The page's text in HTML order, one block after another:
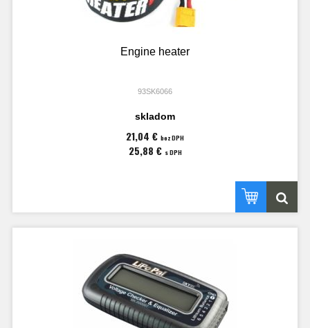
Engine heater
93SK6066
skladom
21,04 € bez DPH
25,88 € s DPH